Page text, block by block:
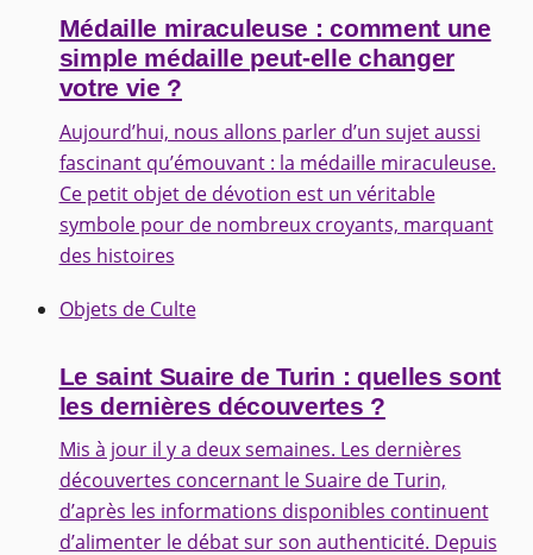
Médaille miraculeuse : comment une
simple médaille peut-elle changer
votre vie ?
Aujourd’hui, nous allons parler d’un sujet aussi
fascinant qu’émouvant : la médaille miraculeuse.
Ce petit objet de dévotion est un véritable
symbole pour de nombreux croyants, marquant
des histoires
Objets de Culte
Le saint Suaire de Turin : quelles sont
les dernières découvertes ?
Mis à jour il y a deux semaines. Les dernières
découvertes concernant le Suaire de Turin,
d’après les informations disponibles continuent
d’alimenter le débat sur son authenticité. Depuis